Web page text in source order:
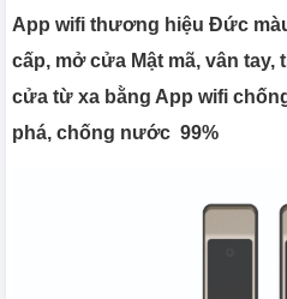
App wifi thương hiệu Đức
cấp, mở cửa Mật mã, vân
cửa từ xa bằng App wifi
phá, chống nước 99%